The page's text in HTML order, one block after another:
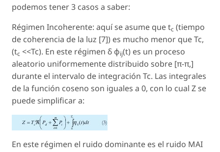
podemos tener 3 casos a saber:
Régimen Incoherente: aquí se asume que tc (tiempo
de coherencia de la luz [7]) es mucho menor que Tc,
(tc <<Tc). En este régimen δ φij(t) es un proceso
aleatorio uniformemente distribuido sobre [π-π,]
durante el intervalo de integración Tc. Las integrales
de la función coseno son iguales a 0, con lo cual Z se
puede simplificar a:
En este régimen el ruido dominante es el ruido MAI